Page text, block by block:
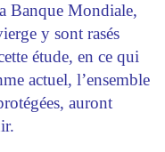
Banque Mondiale,
y sont rasés
étude, en ce qui
actuel, l’ensemble
auront